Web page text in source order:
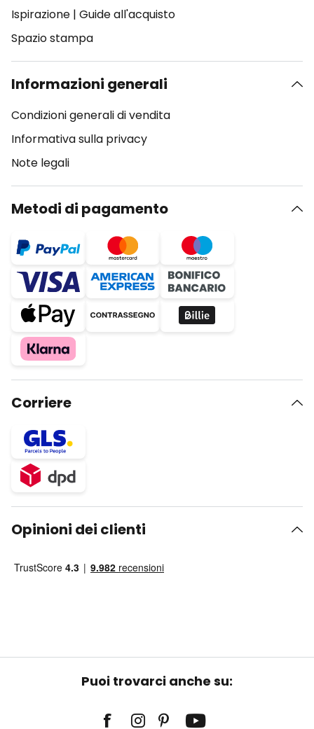
Ispirazione | Guide all'acquisto
Spazio stampa
Informazioni generali
Condizioni generali di vendita
Informativa sulla privacy
Note legali
Metodi di pagamento
Corriere
Opinioni dei clienti
Puoi trovarci anche su: